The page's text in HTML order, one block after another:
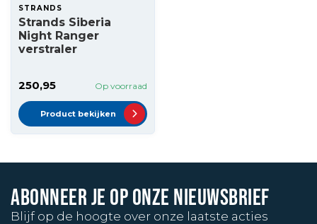
STRANDS
Strands Siberia
Night Ranger
verstraler
250,95 Op voorraad
Product bekijken
ABONNEER JE OP ONZE NIEUWSBRIEF
Blijf op de hoogte over onze laatste acties